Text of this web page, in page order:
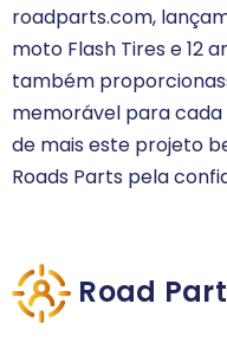
roadparts.com,
moto Flash Tires e 12
também
memorável para cada
de mais este projeto
Roads Parts pela
Road